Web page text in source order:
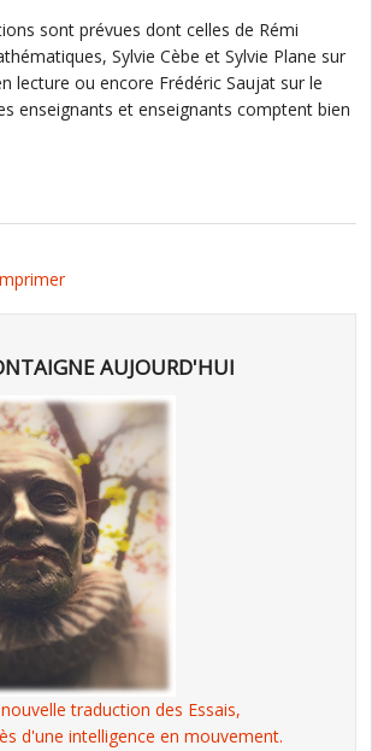
sont prévues dont celles de Rémi
Sylvie Cèbe et Sylvie Plane sur
lecture ou encore Frédéric Saujat sur le
enseignants et enseignants comptent bien
AUJOURD'HUI
traduction des Essais,
d'une intelligence en mouvement.